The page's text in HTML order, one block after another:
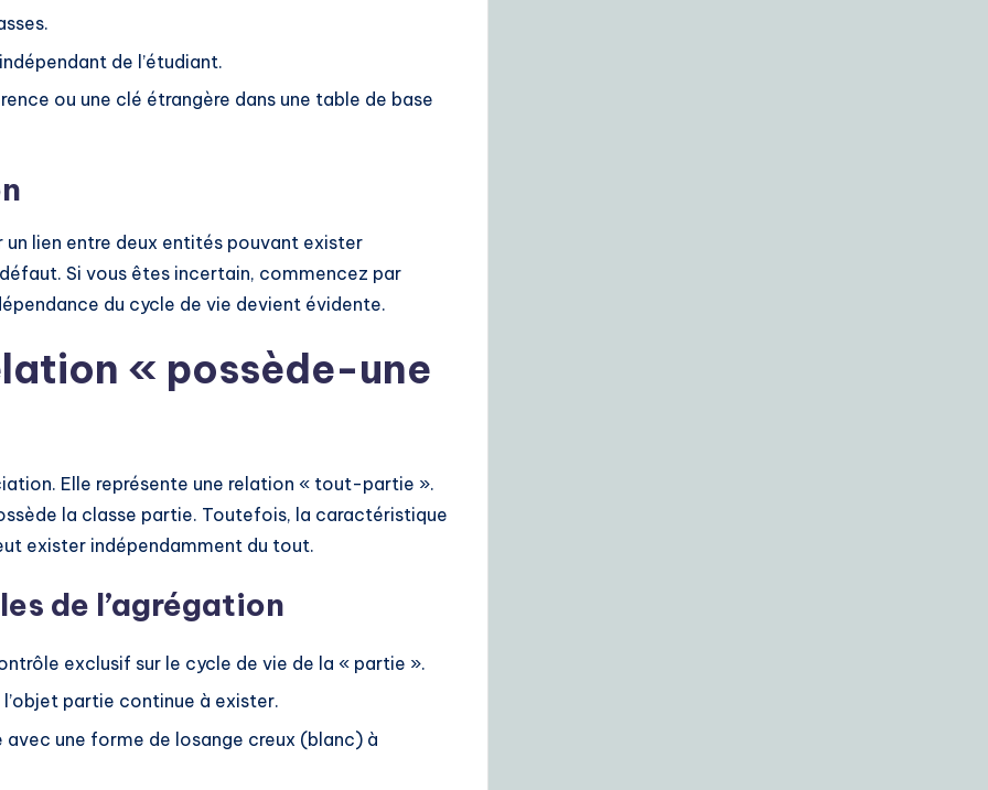
de l’étudiant.
ou une clé étrangère dans une table de base
lien entre deux entités pouvant exister
Si vous êtes incertain, commencez par
du cycle de vie devient évidente.
« possède-une
Elle représente une relation « tout-partie ».
la classe partie. Toutefois, la caractéristique
exister indépendamment du tout.
de l’agrégation
exclusif sur le cycle de vie de la « partie ».
partie continue à exister.
avec une forme de losange creux (blanc) à